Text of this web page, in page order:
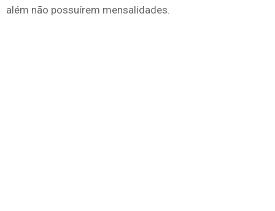
além não possuírem mensalidades.